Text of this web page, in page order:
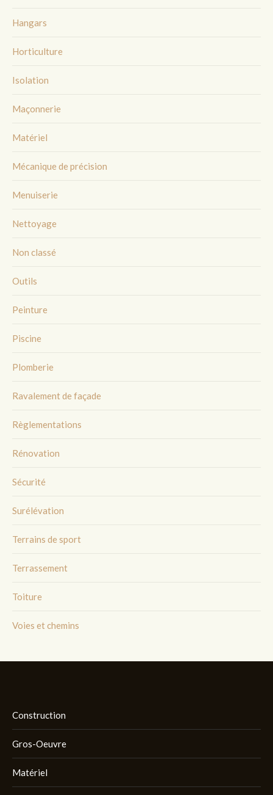
Hangars
Horticulture
Isolation
Maçonnerie
Matériel
Mécanique de précision
Menuiserie
Nettoyage
Non classé
Outils
Peinture
Piscine
Plomberie
Ravalement de façade
Règlementations
Rénovation
Sécurité
Surélévation
Terrains de sport
Terrassement
Toiture
Voies et chemins
Construction
Gros-Oeuvre
Matériel